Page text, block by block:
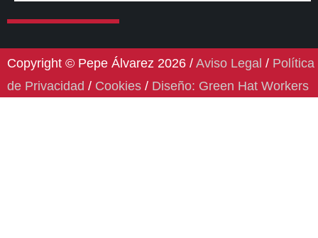
Copyright © Pepe Álvarez 2026 / Aviso Legal / Política
de Privacidad / Cookies / Diseño: Green Hat Workers